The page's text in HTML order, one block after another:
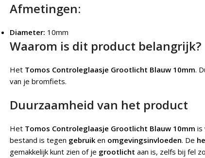
Afmetingen:
Diameter: 10mm
Waarom is dit product belangrijk?
Het Tomos Controleglaasje Grootlicht Blauw 10mm.
van je bromfiets.
Duurzaamheid van het product
Het Tomos Controleglaasje Grootlicht Blauw 10mm is
bestand is tegen gebruik en omgevingsinvloeden. De
gemakkelijk kunt zien of je grootlicht aan is, zelfs bij fel